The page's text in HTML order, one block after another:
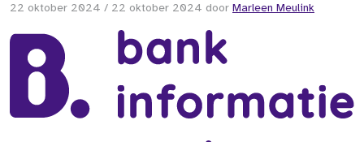
22 oktober 2024 / 22 oktober 2024 door Marleen Meulink